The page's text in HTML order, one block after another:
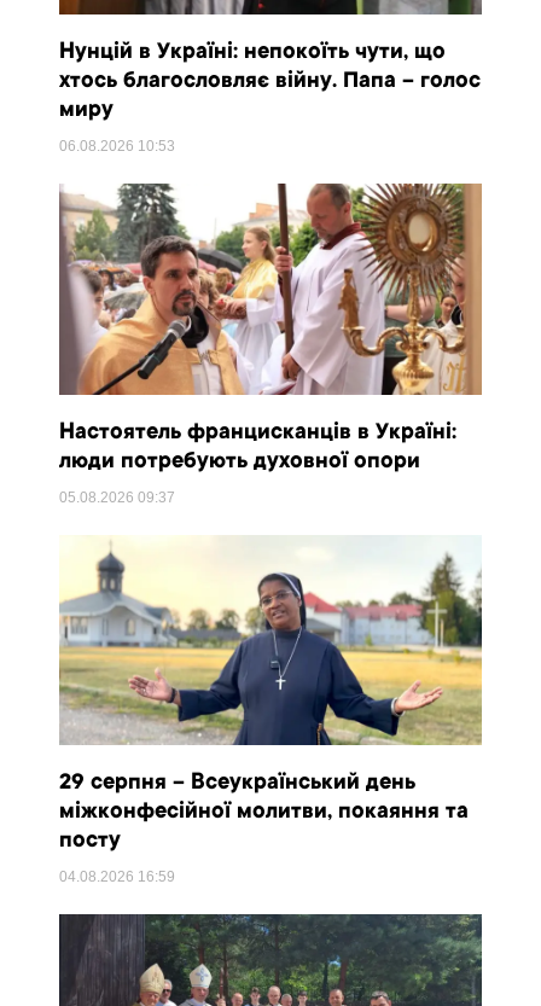
Нунцій в Україні: непокоїть чути, що
хтось благословляє війну. Папа – голос
миру
06.08.2026 10:53
Настоятель францисканців в Україні:
люди потребують духовної опори
05.08.202609:37
29 серпня – Всеукраїнський день
міжконфесійної молитви, покаяння та
посту
04.08.2026 16:59